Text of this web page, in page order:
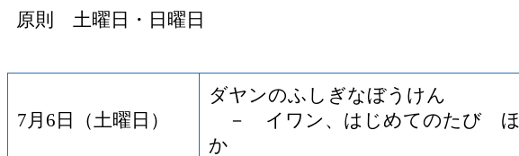
原則 土曜日・日曜日
7月6日（土曜日）
ダヤンのふしぎなぼうけん
－ イワン、はじめてのたび ほ
か